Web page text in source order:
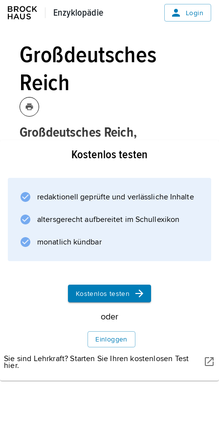
Enzyklopädie
Enzyklopädie Login
Großdeutsches
Reich
Großdeutsches Reich,
Großdeutschland,
Österreichs (März 1938); später, v. a. im
auch offiziell gebraucht.
Kostenlos testen
redaktionell geprüfte und verlässliche Inhalte
altersgerecht aufbereitet im Schullexikon
monatlich kündbar
Kostenlos testen
oder
Einloggen
Sie sind Lehrkraft? Starten Sie Ihren kostenlosen Test
hier.